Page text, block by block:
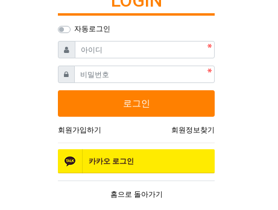
자동로그인
아이디 필수
비밀번호필수
로그인
회원가입하기 회원정보찾기
카카오 로그인
홈으로 돌아가기